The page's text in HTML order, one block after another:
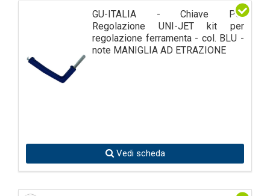
GU-ITALIA - Chiave Per
Regolazione UNI-JET kit per
regolazione ferramenta - col. BLU -
note MANIGLIA AD ETRAZIONE
Vedi scheda